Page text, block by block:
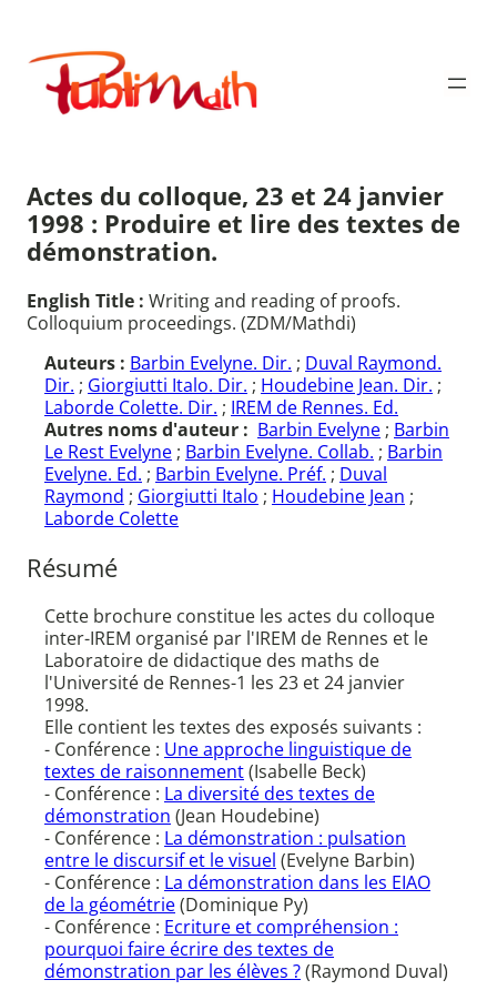
contenu
Publimath
Actes du colloque, 23 et 24 janvier
1998 : Produire et lire des textes de
démonstration.
English Title : Writing and reading of proofs.
Colloquium proceedings. (ZDM/Mathdi)
Auteurs : Barbin Evelyne. Dir. ; Duval Raymond.
Dir. ; Giorgiutti Italo. Dir. ; Houdebine Jean. Dir. ;
Laborde Colette. Dir. ; IREM de Rennes. Ed.
Autres noms d'auteur : Barbin Evelyne ; Barbin
Le Rest Evelyne ; Barbin Evelyne. Collab. ; Barbin
Evelyne. Ed. ; Barbin Evelyne. Préf. ; Duval
Raymond ; Giorgiutti Italo ; Houdebine Jean ;
Laborde Colette
Résumé
Cette brochure constitue les actes du colloque
inter-IREM organisé par l'IREM de Rennes et le
Laboratoire de didactique des maths de
l'Université de Rennes-1 les 23 et 24 janvier
1998.
Elle contient les textes des exposés suivants :
- Conférence : Une approche linguistique de
textes de raisonnement(Isabelle Beck)
- Conférence : La diversité des textes de
démonstration (Jean Houdebine)
- Conférence : La démonstration : pulsation
entre le discursif et le visuel (Evelyne Barbin)
- Conférence : La démonstration dans les EIAO
de la géométrie(Dominique Py)
- Conférence : Ecriture et compréhension :
pourquoi faire écrire des textes de
démonstration par les élèves ?(Raymond Duval)